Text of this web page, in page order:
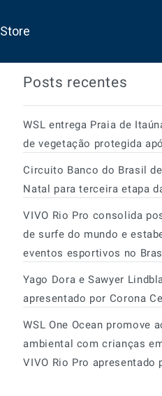
Store
Posts recentes
WSL entrega Praia de
de vegetação protegida
Circuito Banco do Brasil
Natal para terceira etapa
VIVO Rio Pro consolida
de surfe do mundo e
eventos esportivos no
Yago Dora e Sawyer
apresentado por Corona
WSL One Ocean promove
ambiental com crianças
VIVO Rio Pro apresentado